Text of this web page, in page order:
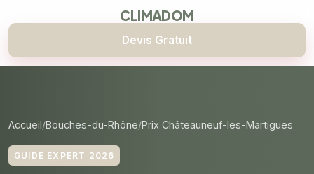
CLIMADOM
Devis Gratuit
Accueil Bouches-du-Rhône Prix Châteauneuf-les-Martigues
GUIDE EXPERT 2026